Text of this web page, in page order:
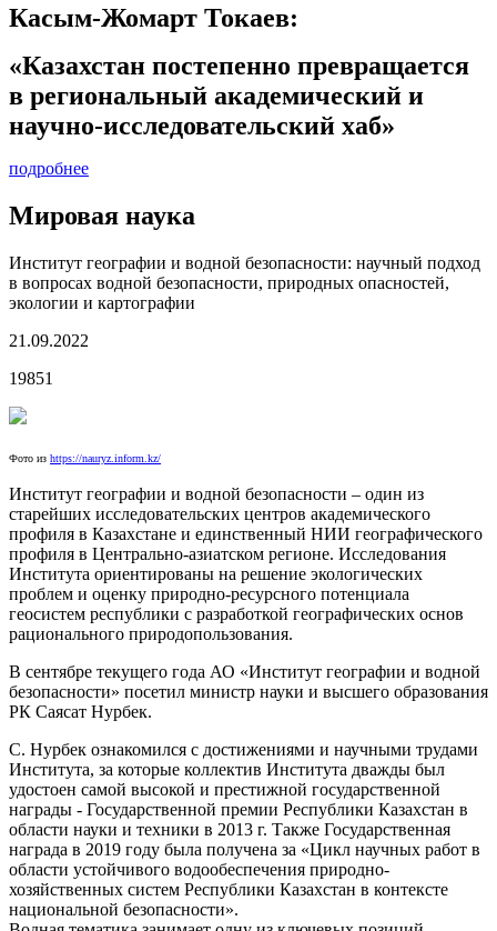
Касым-Жомарт Токаев:
«Казахстан постепенно превращается
в региональный академический и
научно-исследовательский хаб»
подробнее
Мировая наука
Институт географии и водной безопасности: научный подход
в вопросах водной безопасности, природных опасностей,
экологии и картографии
21.09.2022
19851
Фото из https://nauryz.inform.kz/
Институт географии и водной безопасности – один из
старейших исследовательских центров академического
профиля в Казахстане и единственный НИИ географического
профиля в Центрально-азиатском регионе. Исследования
Института ориентированы на решение экологических
проблем и оценку природно-ресурсного потенциала
геосистем республики с разработкой географических основ
рационального природопользования.
В сентябре текущего года АО «Институт географии и водной
безопасности» посетил министр науки и высшего образования
РК Саясат Нурбек.
С. Нурбек ознакомился с достижениями и научными трудами
Института, за которые коллектив Института дважды был
удостоен самой высокой и престижной государственной
награды - Государственной премии Республики Казахстан в
области науки и техники в 2013 г. Также Государственная
награда в 2019 году была получена за «Цикл научных работ в
области устойчивого водообеспечения природно-
хозяйственных систем Республики Казахстан в контексте
национальной безопасности».